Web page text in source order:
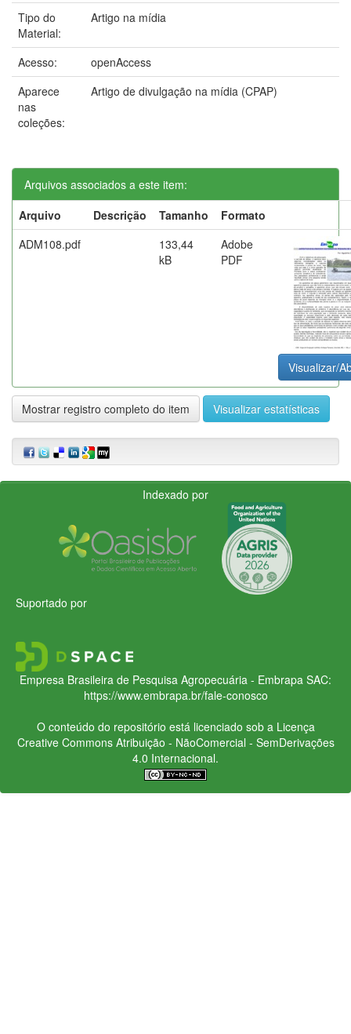
Tipo do
Material:
Artigo na mídia
Acesso:
openAccess
Aparece
nas
coleções:
Artigo de divulgação na mídia (CPAP)
Arquivos associados a este item:
Arquivo
Descrição Tamanho
Formato
ADM108.pdf
133,44
kB
Adobe
PDF
Visualizar/
Mostrar registro completo do item Visualizar estatísticas
Indexado por
Suportado por
Empresa Brasileira de Pesquisa Agropecuária - Embrapa SAC:
https://www.embrapa.br/fale-conosco
O conteúdo do repositório está licenciado sob a Licença
Creative CommonsAtribuição - NãoComercial - SemDerivações
4.0 Internacional.